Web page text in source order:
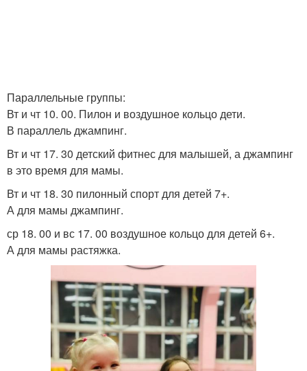
Параллельные группы:
Вт и чт 10. 00. Пилон и воздушное кольцо дети.
В параллель джампинг.
Вт и чт 17. 30 детский фитнес для малышей, а джампинг
в это время для мамы.
Вт и чт 18. 30 пилонный спорт для детей 7+.
А для мамы джампинг.
ср 18. 00 и вс 17. 00 воздушное кольцо для детей 6+.
А для мамы растяжка.